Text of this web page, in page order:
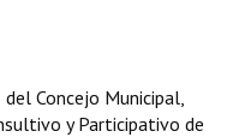
Concejo Municipal,
y Participativo de